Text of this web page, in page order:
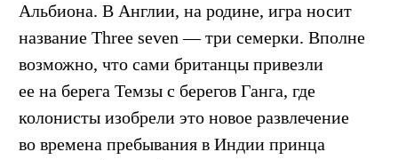
Альбиона. В Англии, на родине, игра носит
название Three seven — три семерки. Вполне
возможно, что сами британцы привезли
ее на берега Темзы с берегов Ганга, где
колонисты изобрели это новое развлечение
во времена пребывания в Индии принца